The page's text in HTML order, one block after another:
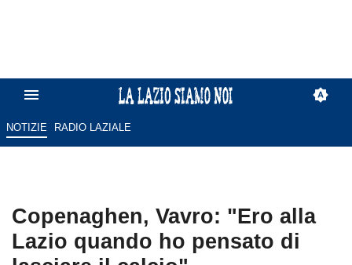
NOTIZIE RADIO LAZIALE
Copenaghen, Vavro: "Ero alla
Lazio quando ho pensato di